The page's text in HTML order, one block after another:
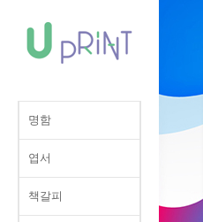
명함
엽서
책갈피